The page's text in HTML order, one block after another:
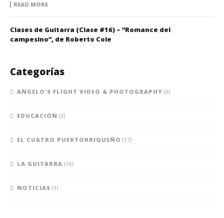
READ MORE
Clases de Guitarra (Clase #16) – “Romance del
campesino”, de Roberto Cole
Categorías
ANGELO'S FLIGHT VIDEO & PHOTOGRAPHY (6)
EDUCACIÓN (3)
EL CUATRO PUERTORRIQUEÑO (17)
LA GUITARRA (16)
NOTICIAS (1)